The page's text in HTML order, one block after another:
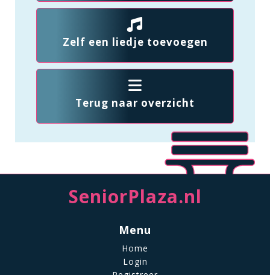
Zelf een liedje toevoegen
Terug naar overzicht
SeniorPlaza.nl
Menu
Home
Login